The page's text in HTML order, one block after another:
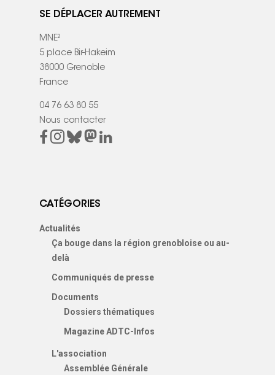
SE DÉPLACER AUTREMENT
MNE²
5 place Bir-Hakeim
38000 Grenoble
France
04 76 63 80 55
Nous contacter
CATÉGORIES
Actualités
Ça bouge dans la région grenobloise ou au-
delà
Communiqués de presse
Documents
Dossiers thématiques
Magazine ADTC-Infos
L'association
Assemblée Générale